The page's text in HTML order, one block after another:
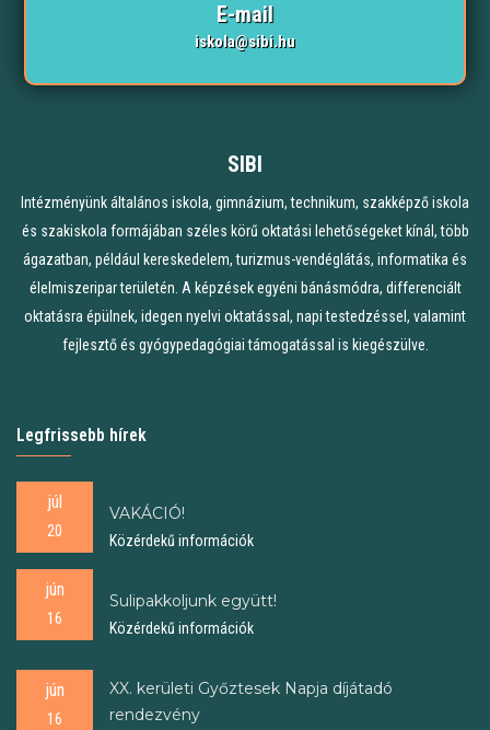
E-mail
iskola@sibi.hu
SIBI
Intézményünk általános iskola, gimnázium, technikum, szakképző iskola
és szakiskola formájában széles körű oktatási lehetőségeket kínál, több
ágazatban, például kereskedelem, turizmus-vendéglátás, informatika és
élelmiszeripar területén. A képzések egyéni bánásmódra, differenciált
oktatásra épülnek, idegen nyelvi oktatással, napi testedzéssel, valamint
fejlesztő és gyógypedagógiai támogatással is kiegészülve.
Legfrissebb hírek
júl
20
VAKÁCIÓ!
Közérdekű információk
jún
16
Sulipakkoljunk együtt!
Közérdekű információk
jún
16
XX. kerületi Győztesek Napja díjátadó
rendezvény